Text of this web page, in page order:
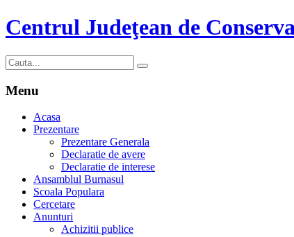
Centrul Judeţean de
Menu
Acasa
Prezentare
Prezentare Generala
Declaratie de avere
Declaratie de interese
Ansamblul Burnasul
Scoala Populara
Cercetare
Anunturi
Achizitii publice